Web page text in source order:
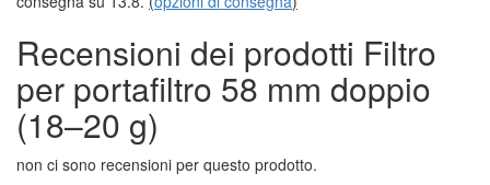
Recensioni dei prodotti Filtro
per portafiltro 58 mm doppio
(18–20 g)
non ci sono recensioni per questo prodotto.